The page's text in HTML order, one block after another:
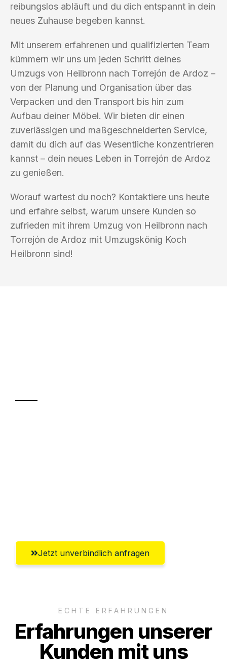
reibungslos abläuft und du dich entspannt in dein
neues Zuhause begeben kannst.
Mit unserem erfahrenen und qualifizierten Team
kümmern wir uns um jeden Schritt deines
Umzugs von Heilbronn nach Torrejón de Ardoz –
von der Planung und Organisation über das
Verpacken und den Transport bis hin zum
Aufbau deiner Möbel. Wir bieten dir einen
zuverlässigen und maßgeschneiderten Service,
damit du dich auf das Wesentliche konzentrieren
kannst – dein neues Leben in Torrejón de Ardoz
zu genießen.
Worauf wartest du noch? Kontaktiere uns heute
und erfahre selbst, warum unsere Kunden so
zufrieden mit ihrem Umzug von Heilbronn nach
Torrejón de Ardoz mit Umzugskönig Koch
Heilbronn sind!
Jetzt unverbindlich anfragen
ECHTE ERFAHRUNGEN
Erfahrungen unserer
Kunden mit uns